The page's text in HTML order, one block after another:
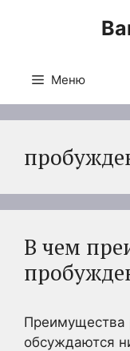
Меню
В чем
Преимущества
обсуждаются